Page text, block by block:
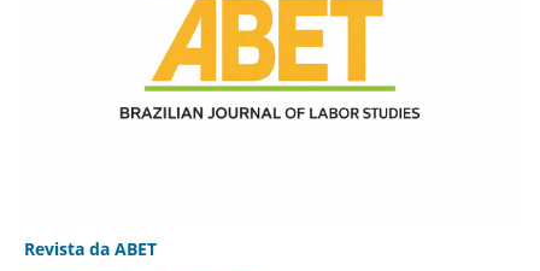
Revista da ABET